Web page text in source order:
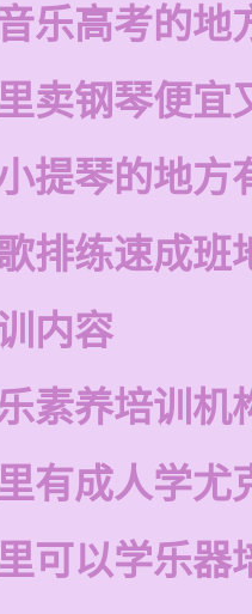
乐高考的地
卖钢琴便宜
提琴的地方
排练速成班
内容
素养培训机
有成人学尤
可以学乐器